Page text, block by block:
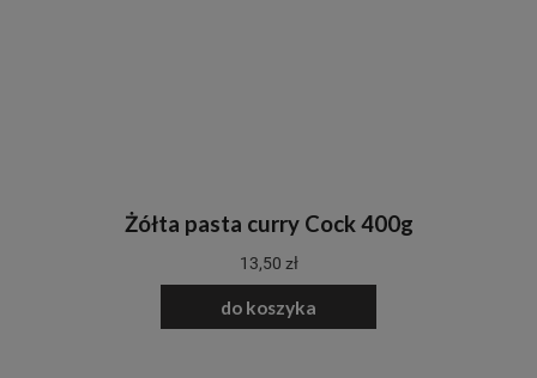
Żółta pasta curry Cock 400g
13,50 zł
do koszyka